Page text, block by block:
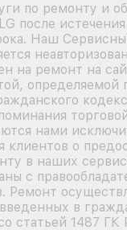
по ремонту и
после
Наш
на ремонт на
определяемой
нами
клиентов о
в наших
с
Ремонт
в
статьей 1487 ГК